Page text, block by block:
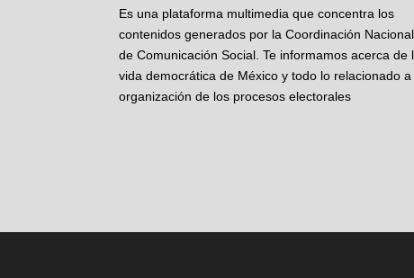
Es una plataforma multimedia que concentra los
contenidos generados por la Coordinación Nacional
de Comunicación Social. Te informamos acerca de
vida democrática de México y todo lo relacionado a
organización de los procesos electorales